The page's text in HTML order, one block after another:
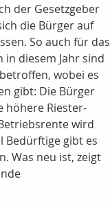
der Gesetzgeber
die Bürger auf
So auch für das
in diesem Jahr sind
wobei es
gibt: Die Bürger
höhere Riester-
wird
Bedürftige gibt es
Was neu ist, zeigt